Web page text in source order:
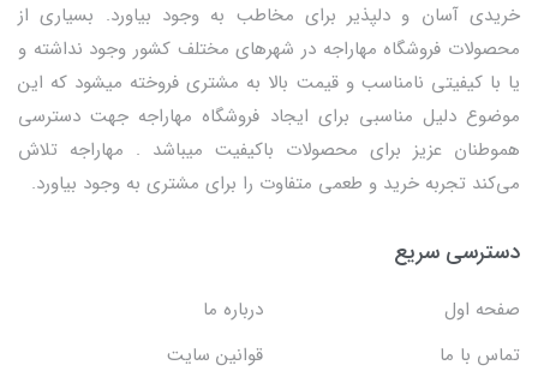
خریدی آسان و دلپذیر برای مخاطب به وجود بیاورد. بسیاری از
محصولات فروشگاه مهاراجه در شهرهای مختلف کشور وجود نداشته و
یا با کیفیتی نامناسب و قیمت بالا به مشتری فروخته میشود که این
موضوع دلیل مناسبی برای ایجاد فروشگاه مهاراجه جهت دسترسی
هموطنان عزیز برای محصولات باکیفیت میباشد . مهاراجه تلاش
می‌کند تجربه خرید و طعمی متفاوت را برای مشتری به وجود بیاورد.
دسترسی سریع
صفحه اول
درباره ما
تماس با ما
قوانین سایت